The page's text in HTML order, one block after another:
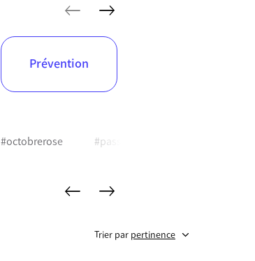
Prévention
#octobrerose #passesanitaire
Trier par pertinence